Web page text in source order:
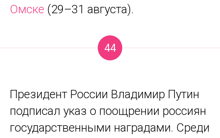
Омске (29–31 августа).
44
Президент России Владимир Путин
подписал указ о поощрении россиян
государственными наградами. Среди